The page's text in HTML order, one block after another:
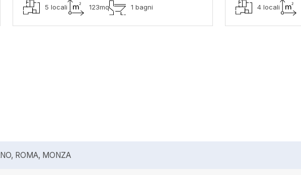
5 locali 123mq 1 bagni 4 locali
ROMA, MONZA